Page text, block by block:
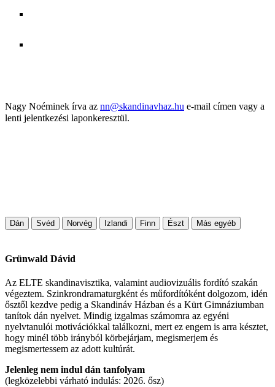
Nagy Noéminek írva az nn@skandinavhaz.hu e-mail címen vagy a
lenti jelentkezési laponkeresztül.
Dán Svéd Norvég Izlandi Finn Észt Más egyéb
Grünwald Dávid
Az ELTE skandinavisztika, valamint audiovizuális fordító szakán
végeztem. Szinkrondramaturgként és műfordítóként dolgozom, idén
ősztől kezdve pedig a Skandináv Házban és a Kürt Gimnáziumban
tanítok dán nyelvet. Mindig izgalmas számomra az egyéni
nyelvtanulói motivációkkal találkozni, mert ez engem is arra késztet,
hogy minél több irányból körbejárjam, megismerjem és
megismertessem az adott kultúrát.
Jelenleg nem indul dán tanfolyam
(legközelebbi várható indulás: 2026. ősz)